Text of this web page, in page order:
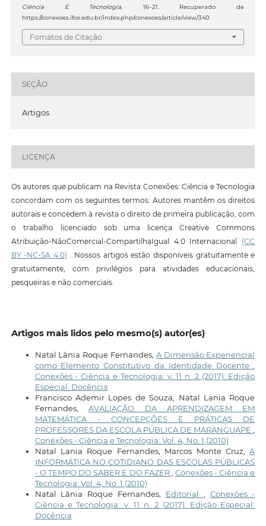
Ciência E Tecnologia, 16–21. Recuperado de
https://conexoes.ifce.edu.br/index.php/conexoes/article/view/340
Fomatos de Citação
SEÇÃO
Artigos
LICENÇA
Os autores que publicam na Revista Conexões: Ciência e Tecnologia
concordam com os seguintes termos: Autores mantêm os direitos
autorais e concedem à revista o direito de primeira publicação, com
o trabalho licenciado sob uma licença Creative Commons
Atribuição-NãoComercial-CompartilhaIgual 4.0 Internacional (CC
BY -NC-SA 4.0) . Nossos artigos estão disponíveis gratuitamente e
gratuitamente, com privilégios para atividades educacionais,
pesqueiras e não comerciais.
Artigos mais lidos pelo mesmo(s) autor(es)
Natal Lânia Roque Fernandes, A Dimensão Experiencial
como Elemento Constitutivo da Identidade Docente,
Conexões - Ciência e Tecnologia: v. 11 n. 2 (2017): Edição
Especial: Docência
Francisco Ademir Lopes de Souza, Natal Lania Roque
Fernandes,AVALIAÇÃO DA APRENDIZAGEM EM
MATEMÁTICA - CONCEPÇÕES E PRÁTICAS DE
PROFESSORES DA ESCOLA PÚBLICA DE MARANGUAPE,
Conexões - Ciência e Tecnologia: Vol. 4, No. 1 (2010)
Natal Lania Roque Fernandes, Marcos Monte Cruz,A
INFORMÁTICA NO COTIDIANO DAS ESCOLAS PÚBLICAS
- O TEMPO DO SABER E DO FAZER, Conexões - Ciência e
Tecnologia: Vol. 4, No. 1 (2010)
Natal Lânia Roque Fernandes, Editorial , Conexões -
Ciência e Tecnologia: v. 11 n. 2 (2017): Edição Especial:
Docência